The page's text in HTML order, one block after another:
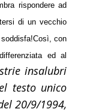
rispondere ad
di un vecchio
Così, con
ed al
insalubri
testo unico
20/9/1994,